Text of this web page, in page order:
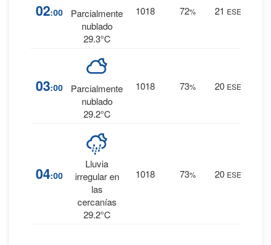
02:00
Parcialmente
nublado
29.3°C
1018 72% 21 ESE
03:00
Parcialmente
nublado
29.2°C
1018 73% 20 ESE
04:00
Lluvia
irregular en
las
cercanías
29.2°C
1018 73% 20 ESE